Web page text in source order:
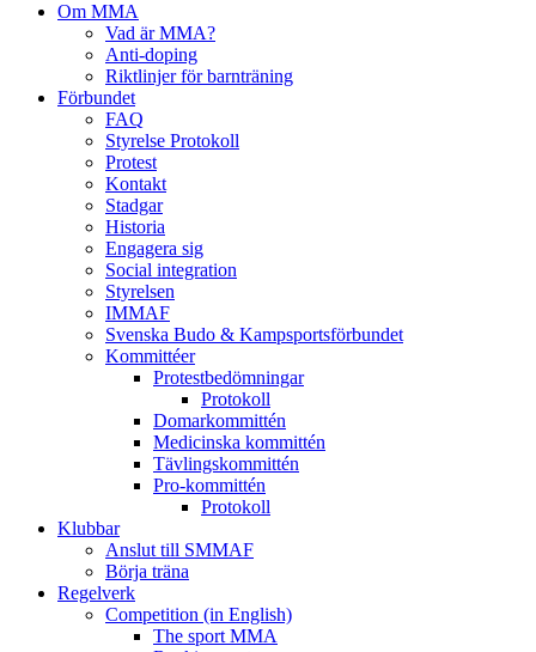
Om MMA
Vad är MMA?
Anti-doping
Riktlinjer för barnträning
Förbundet
FAQ
Styrelse Protokoll
Protest
Kontakt
Stadgar
Historia
Engagera sig
Social integration
Styrelsen
IMMAF
Svenska Budo & Kampsportsförbundet
Kommittéer
Protestbedömningar
Protokoll
Domarkommittén
Medicinska kommittén
Tävlingskommittén
Pro-kommittén
Protokoll
Klubbar
Anslut till SMMAF
Börja träna
Regelverk
Competition (in English)
The sport MMA